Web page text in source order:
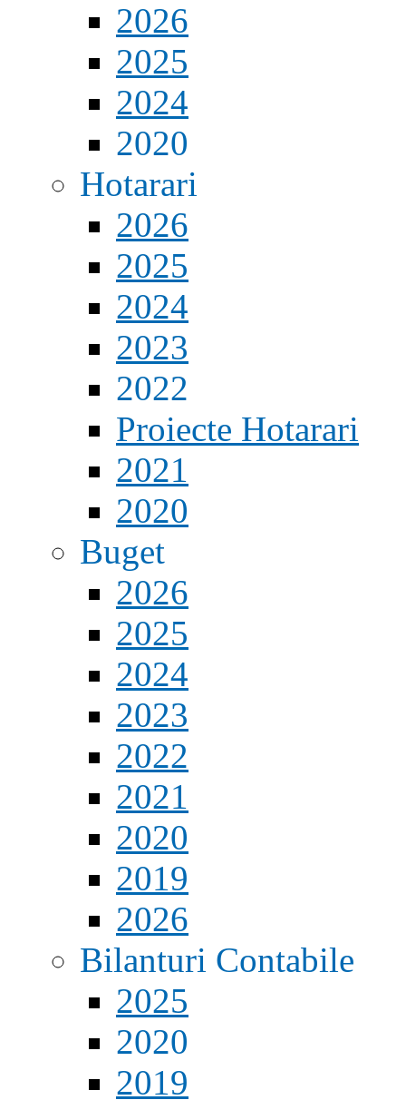
2026
2025
2024
2020
Hotarari
2026
2025
2024
2023
2022
Proiecte Hotarari
2021
2020
Buget
2026
2025
2024
2023
2022
2021
2020
2019
2026
Bilanturi Contabile
2025
2020
2019